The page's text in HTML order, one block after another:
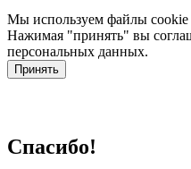
Мы используем файлы cookie
Нажимая "принять" вы
персональных данных.
Принять
Спасибо!